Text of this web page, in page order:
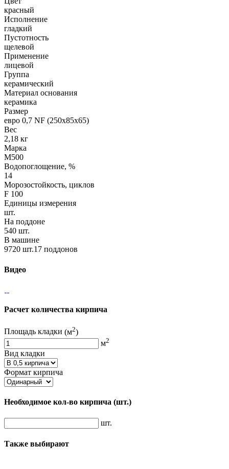
красный
Исполнение
гладкий
Пустотность
щелевой
Применение
лицевой
Группа
керамический
Материал основания
керамика
Размер
евро 0,7 NF (250х85х65)
Вес
2,18 кг
Марка
М500
Водопоглощение, %
14
Морозостойкость, циклов
F 100
Единицы измерения
шт.
На поддоне
540 шт.
В машине
9720 шт.17 поддонов
Видео
Расчет количества кирпича
Площадь кладки (м2)
м2
Вид кладки
Формат кирпича
Необходимое кол-во кирпича (шт.)
шт.
Также выбирают